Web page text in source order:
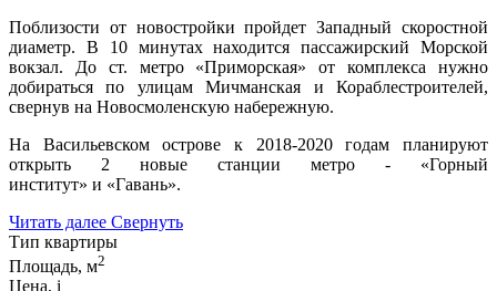
Поблизости от новостройки пройдет Западный скоростной
диаметр. В 10 минутах находится пассажирский Морской
вокзал. До ст. метро «Приморская» от комплекса нужно
добираться по улицам Мичманская и Кораблестроителей,
свернув на Новосмоленскую набережную.
На Васильевском острове к 2018-2020 годам планируют
открыть 2 новые станции метро - «Горный
институт» и «Гавань».
Читать далее Свернуть
Тип квартиры
Площадь, м2
Цена, i